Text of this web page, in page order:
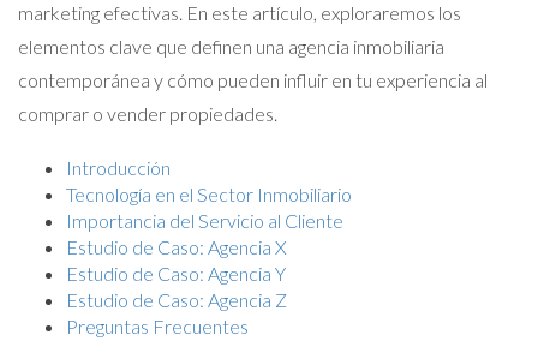
marketing efectivas. En este artículo, exploraremos los
elementos clave que definen una agencia inmobiliaria
contemporánea y cómo pueden influir en tu experiencia al
comprar o vender propiedades.
Introducción
Tecnología en el Sector Inmobiliario
Importancia del Servicio al Cliente
Estudio de Caso: Agencia X
Estudio de Caso: Agencia Y
Estudio de Caso: Agencia Z
Preguntas Frecuentes